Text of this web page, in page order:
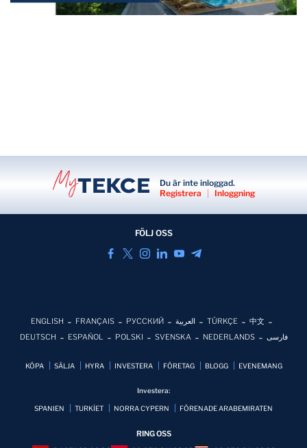
Du är inte inloggad.
Registrera
| Inloggning
FÖLJ OSS
ENGLISH FRANÇAIS РУССКИЙ العربية TÜRKÇE
中文
DEUTSCH
ESPAÑOL POLSKI SVENSKA NEDERLANDS فارسی
KÖPA SÄLJA HYRA INVESTERA FÖRETAG BLOGG EVENEMANG
Investera:
SPANIEN TURKİET NORRA CYPERN FÖRENADE ARABEMIRATEN
RING OSS